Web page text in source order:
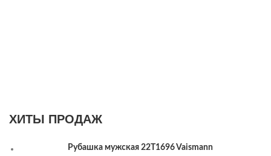
ХИТЫ ПРОДАЖ
Рубашка мужская 22T1696 Vaismann